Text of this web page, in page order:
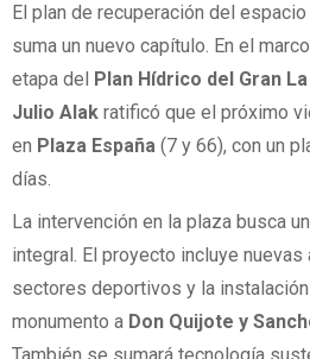
El plan de recuperación del
suma un nuevo capítulo. En el
etapa del
Plan Hídrico del Gran
Julio Alak ratificó que el próximo
en Plaza España (7 y 66), con un
días.
La intervención en la plaza busca
integral. El proyecto incluye nuevas
sectores deportivos y la
monumento a Don Quijote y